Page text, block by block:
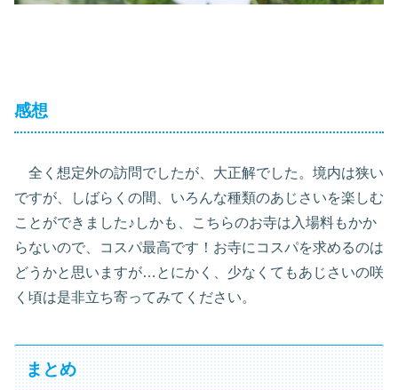
感想
全く想定外の訪問でしたが、大正解でした。境内は狭い
ですが、しばらくの間、いろんな種類のあじさいを楽しむ
ことができました♪しかも、こちらのお寺は入場料もかか
らないので、コスパ最高です！お寺にコスパを求めるのは
どうかと思いますが…とにかく、少なくてもあじさいの咲
く頃は是非立ち寄ってみてください。
まとめ